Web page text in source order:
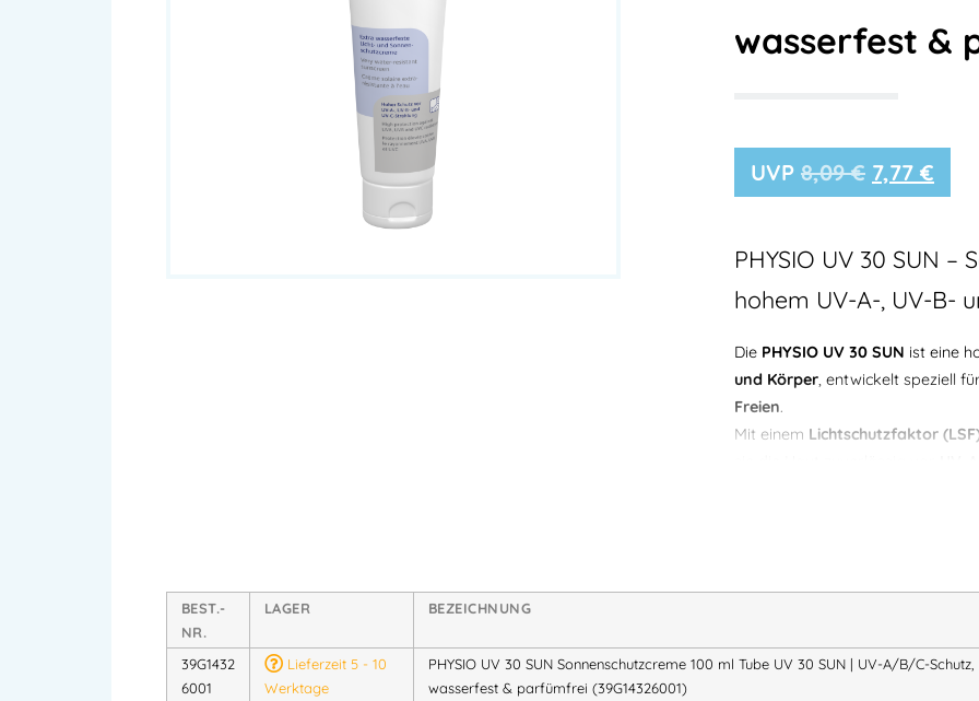
wasserfest &
8,09€ 7,77 €
PHYSIO UV 30 SUN
hohem UV-A-, UV-B-
Die PHYSIO UV 30 SUN ist eine
und Körper , entwickelt speziell
Freien.
Mit einem Lichtschutzfaktor
Produkteigenschaften:
BEST.-
NR.
LAGER BEZEICHNUNG
39G1432
6001
Lieferzeit 5 - 10
Werktage
PHYSIO UV 30 SUN Sonnenschutzcreme 100 ml Tube UV 30 SUN | UV-A/B/C-Schutz,
wasserfest & parfümfrei (39G14326001)